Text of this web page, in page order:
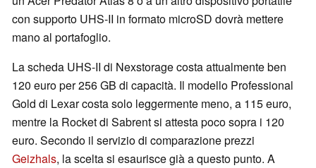
con supporto UHS-II in formato microSD dovrà mettere
mano al portafoglio.
La scheda UHS-II di Nexstorage costa attualmente ben
120 euro per 256 GB di capacità. Il modello Professional
Gold di Lexar costa solo leggermente meno, a 115 euro,
mentre la Rocket di Sabrent si attesta poco sopra i 120
euro. Secondo il servizio di comparazione prezzi
Geizhals, la scelta si esaurisce già a questo punto. A